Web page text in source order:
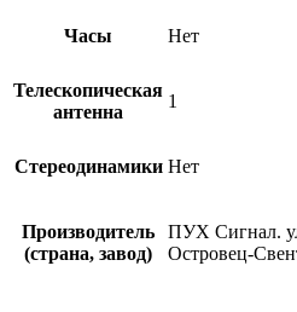
Часы Нет
Телескопическая
антенна
1
Стереодинамики Нет
Производитель
(страна, завод)
ПУХ Сигнал.
Островец-